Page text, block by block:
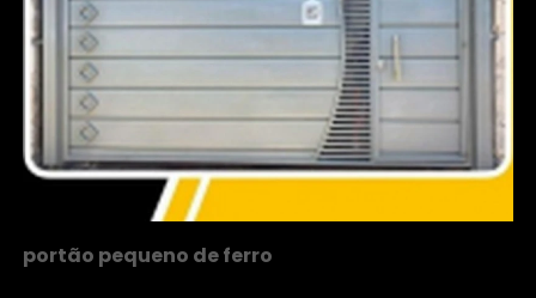
portão pequeno de ferro